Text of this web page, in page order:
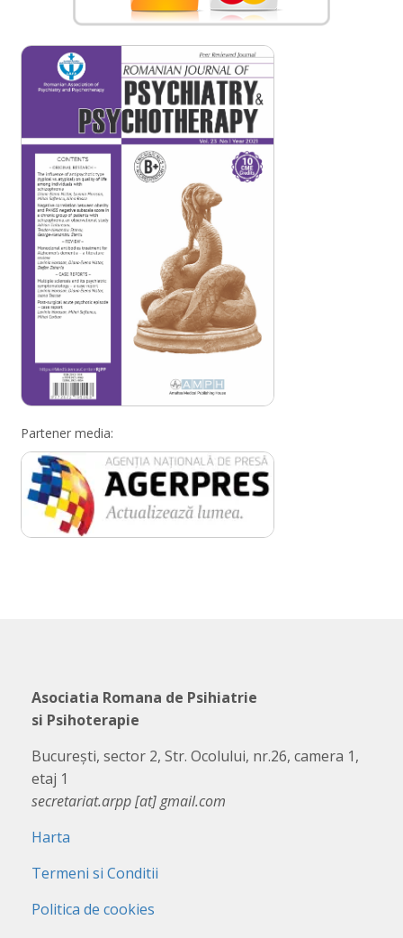
Partener media:
Asociatia Romana de Psihiatrie
si Psihoterapie
București, sector 2, Str. Ocolului, nr.26, camera 1,
etaj 1
secretariat.arpp [at] gmail.com
Harta
Termeni si Conditii
Politica de cookies